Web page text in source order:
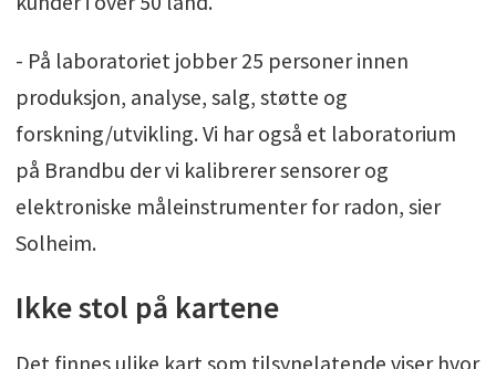
- På laboratoriet jobber 25 personer innen
produksjon, analyse, salg, støtte og
forskning/utvikling. Vi har også et laboratorium
på Brandbu der vi kalibrerer sensorer og
elektroniske måleinstrumenter for radon, sier
Solheim.
Ikke stol på kartene
Det finnes ulike kart som tilsynelatende viser hvor